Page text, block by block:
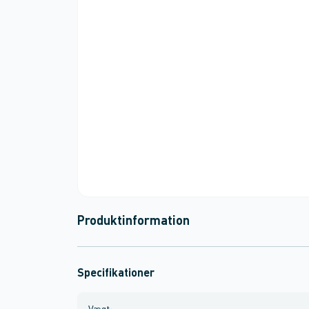
Produktinformation
Specifikationer